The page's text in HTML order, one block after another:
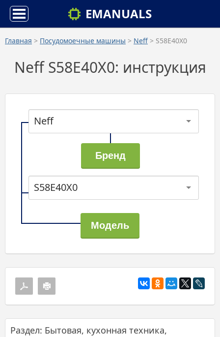
EMANUALS
Главная > Посудомоечные машины > Neff > S58E40X0
Neff S58E40X0: инструкция
Neff
S58E40X0
Раздел: Бытовая, кухонная техника,